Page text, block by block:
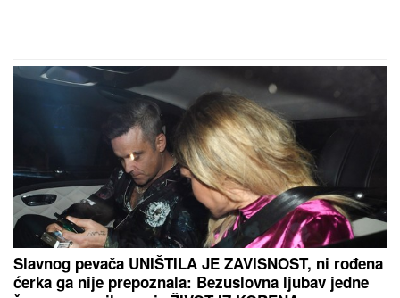
Slavnog pevača UNIŠTILA JE ZAVISNOST, ni rođena
ćerka ga nije prepoznala: Bezuslovna ljubav jedne